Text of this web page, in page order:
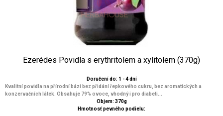
Ezerédes Povidla s erythritolem a xylitolem (370g)
Doručení do: 1 - 4 dní
Kvalitní povidla na přírodní bázi bez přidání řepkového cukru, bez aromatických a
konzervačních látek. Obsahuje 79% ovoce, vhodný i pro diabeti...
Objem: 370g
Hmotnosť pevného podielu: